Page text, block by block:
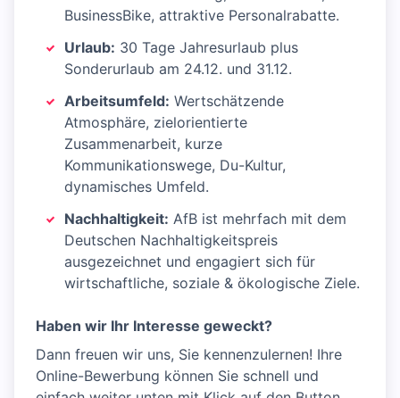
BusinessBike, attraktive Personalrabatte.
Urlaub: 30 Tage Jahresurlaub plus
Sonderurlaub am 24.12. und 31.12.
Arbeitsumfeld: Wertschätzende
Atmosphäre, zielorientierte
Zusammenarbeit, kurze
Kommunikationswege, Du-Kultur,
dynamisches Umfeld.
Nachhaltigkeit: AfB ist mehrfach mit dem
Deutschen Nachhaltigkeitspreis
ausgezeichnet und engagiert sich für
wirtschaftliche, soziale & ökologische Ziele.
Haben wir Ihr Interesse geweckt?
Dann freuen wir uns, Sie kennenzulernen! Ihre
Online-Bewerbung können Sie schnell und